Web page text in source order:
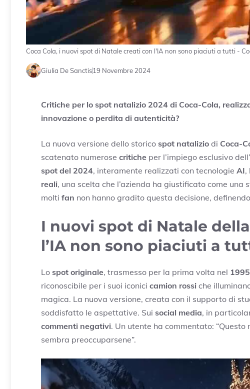
Coca Cola, i nuovi spot di Natale creati con l'IA non sono piaciuti a tutti -
Giulia De Sanctis19 Novembre 2024
Critiche per lo spot natalizio 2024 di Coca-Cola,
innovazione o perdita di autenticità?
La nuova versione dello storico spot natalizio di Coca-
scatenato numerose critiche per l’impiego esclusivo dell’
spot del 2024, interamente realizzati con tecnologie AI,
reali, una scelta che l’azienda ha giustificato come
molti fan non hanno gradito questa decisione,
I nuovi spot di Natale
l’IA non sono piaciuti a
Lo spot originale, trasmesso per la prima volta nel 1995
riconoscibile per i suoi iconici camion rossi che
magica. La nuova versione, creata con il supporto di
soddisfatto le aspettative. Sui social media, in
commenti negativi. Un utente ha commentato: “Questo
sembra preoccuparsene”.